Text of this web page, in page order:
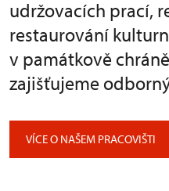
udržovacích prací,
restaurování
v památkově
zajišťujeme
VÍCE O NAŠEM PRACOVIŠTI